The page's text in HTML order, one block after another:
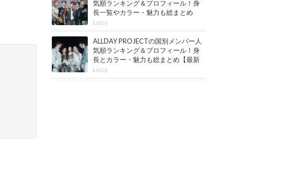
気順ランキング＆プロフィール！身
長一覧やカラー・魅力も総まとめ
【最新版】
Luccy
ALLDAY PROJECTの国別メンバー人
気順ランキング＆プロフィール！身
長とカラー・魅力も総まとめ【最新
版】
Luccy